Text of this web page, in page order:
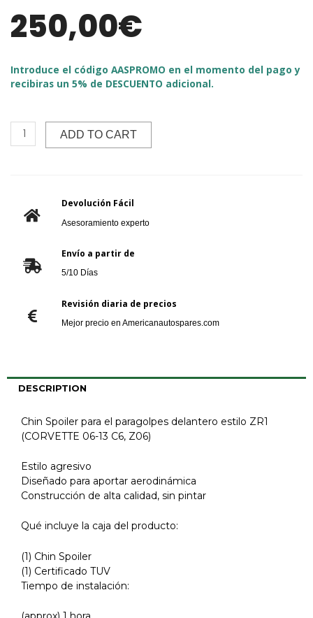
250,00€
Introduce el código AASPROMO en el momento del pago y
recibiras un 5% de DESCUENTO adicional.
ADD TO CART
Devolución Fácil
Asesoramiento experto
Envío a partir de
5/10 Días
Revisión diaria de precios
Mejor precio en Americanautospares.com
DESCRIPTION
Chin Spoiler para el paragolpes delantero estilo ZR1
(CORVETTE 06-13 C6, Z06)
Estilo agresivo
Diseñado para aportar aerodinámica
Construcción de alta calidad, sin pintar
Qué incluye la caja del producto:
(1) Chin Spoiler
(1) Certificado TUV
Tiempo de instalación: